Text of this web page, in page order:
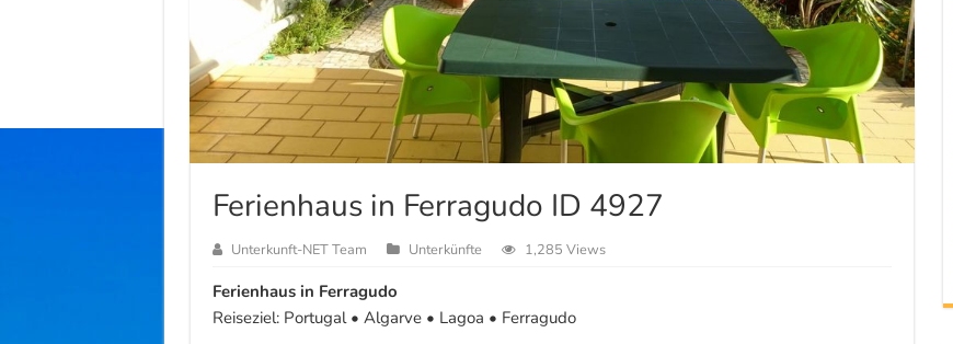
Ferienhaus in Ferragudo ID 4927
Unterkunft-NET Team Unterkünfte 1,285 Views
Ferienhaus in Ferragudo
Reiseziel: Portugal • Algarve • Lagoa • Ferragudo